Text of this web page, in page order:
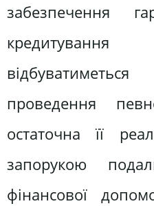
забезпечення
проведення
остаточна її
запорукою
фінансової